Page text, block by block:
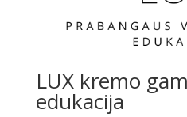
LUX kremo
edukacija